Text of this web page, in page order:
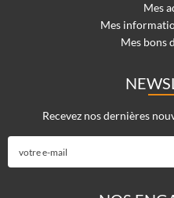
Mes
Mes
Mes bons
Recevez nos dernières